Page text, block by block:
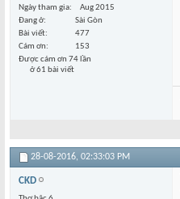
Ngày tham gia
Aug 2015
Đang ở
Sài Gòn
Bài viết
477
Cám ơn
153
Được cám ơn 74 lần
ở 61 bài viết
28-08-2016, 02:33:03 PM
CKD